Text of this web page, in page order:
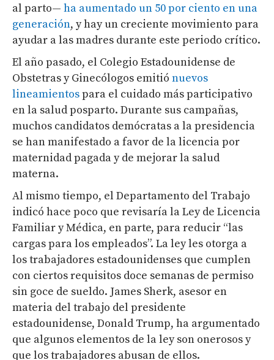
al parto— ha aumentado un 50 por ciento en una
generación, y hay un creciente movimiento para
ayudar a las madres durante este periodo crítico.
El año pasado, el Colegio Estadounidense de
Obstetras y Ginecólogos emitió nuevos
lineamientospara el cuidado más participativo
en la salud posparto. Durante sus campañas,
muchos candidatos demócratas a la presidencia
se han manifestado a favor de la licencia por
maternidad pagada y de mejorar la salud
materna.
Al mismo tiempo, el Departamento del Trabajo
indicó hace poco que revisaría la Ley de Licencia
Familiar y Médica, en parte, para reducir “las
cargas para los empleados”. La ley les otorga a
los trabajadores estadounidenses que cumplen
con ciertos requisitos doce semanas de permiso
sin goce de sueldo. James Sherk, asesor en
materia del trabajo del presidente
estadounidense, Donald Trump, ha argumentado
que algunos elementos de la ley son onerosos y
que los trabajadores abusan de ellos.